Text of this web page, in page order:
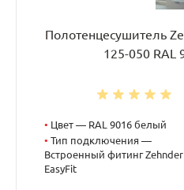
Полотенцесушитель
125-050 RAL
• Цвет — RAL 9016 белый
• Тип подключения —
Встроенный фитинг Zehnder
EasyFit